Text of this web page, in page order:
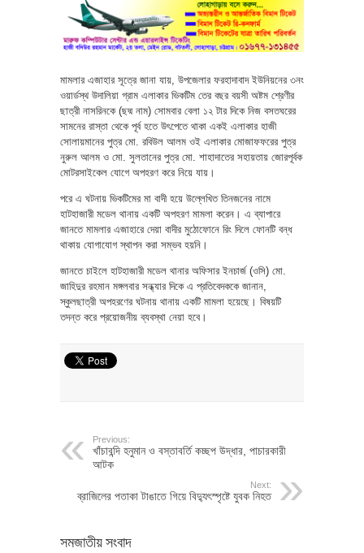
মামলার এজাহার সূত্রে জানা যায়, উপজেলার ফরহাদাবাদ ইউনিয়নের ৩নং
ওয়ার্ডস্থ উদালিয়া গ্রাম এলাকার ভিকটিম তের বছর বয়সী অষ্টম শ্রেণীর
ছাত্রী নাসরিনকে (ছদ্ম নাম) সোমবার বেলা ১২ টার দিকে নিজ বসতঘরের
সামনের রাস্তা থেকে পূর্ব হতে উৎপেতে থাকা একই এলাকার হাজী
সোলায়মানের পুত্র মো. রবিউল আলম ওই এলাকার মোজাফফরের পুত্র
নুরুল আলম ও মো. সুলতানের পুত্র মো. শাহাদাতের সহায়তায় জোরপূর্বক
মোটরসাইকেল যোগে অপহরণ করে নিয়ে যায়।
পরে এ ঘটনায় ভিকটিমের মা বাদী হয়ে উল্লেখিত তিনজনের নামে
হাটহাজারী মডেল থানায় একটি অপহরণ মামলা করেন। এ ব্যাপারে
জানতে মামলার এজাহারে দেয়া বাদীর মুঠোফোনে রিং দিলে ফোনটি বন্ধ
থাকায় যোগাযোগ স্থাপন করা সম্ভব হয়নি।
জানতে চাইলে হাটহাজারী মডেল থানার অফিসার ইনচার্জ (ওসি) মো.
জাহিদুর রহমান মঙ্গলবার সন্ধ্যার দিকে এ প্রতিবেদককে জানান,
স্কুলছাত্রী অপহরণের ঘটনায় থানায় একটি মামলা হয়েছে। বিষয়টি
তদন্ত করে প্রয়োজনীয় ব্যবস্থা নেয়া হবে।
Previous:
খাঁচাবন্দি হনুমান ও বস্তাবর্তি কচ্ছপ উদ্ধার, পাচারকারী
আটক
Next:
ব্রাজিলের পতাকা টাঙাতে গিয়ে বিদ্যুৎস্পৃষ্টে যুবক নিহত
সমজাতীয় সংবাদ